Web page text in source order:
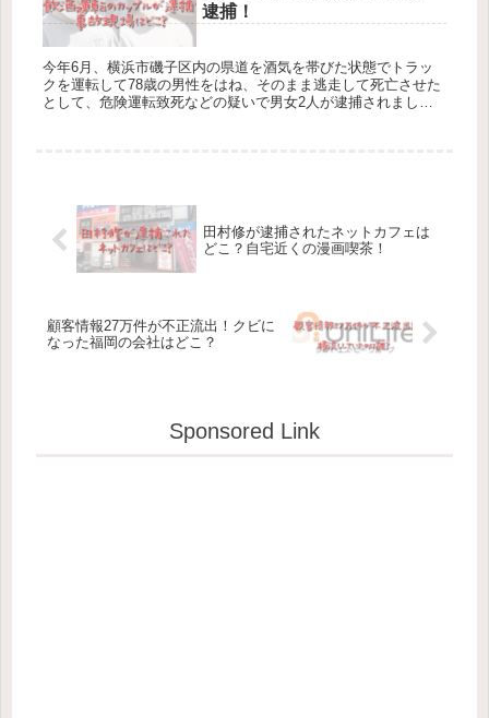
逮捕！
今年6月、横浜市磯子区内の県道を酒気を帯びた状態でトラッ
クを運転して78歳の男性をはね、そのまま逃走して死亡させた
として、危険運転致死などの疑いで男女2人が逮捕されまし
田村修が逮捕されたネットカフェは
どこ？自宅近くの漫画喫茶！
顧客情報27万件が不正流出！クビに
なった福岡の会社はどこ？
Sponsored Link